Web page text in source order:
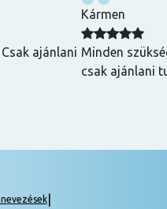
ajánlani
Kármen
Minden
csak ajánlani
|